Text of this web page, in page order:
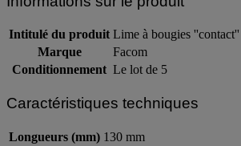
Intitulé du produit Lime à bougies
Marque
Facom
Conditionnement Le lot de 5
Caractéristiques techniques
Longueurs (mm) 130 mm